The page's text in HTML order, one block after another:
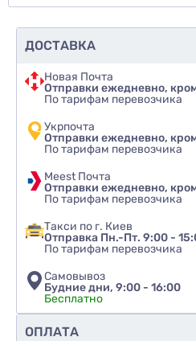
Рекомендуете ли вы этот
ДОСТАВКА
Новая Почта
Отправки ежедневно,
По тарифам перевозчика
Укрпочта
Отправки ежедневно,
По тарифам перевозчика
Meest Почта
Отправки ежедневно,
По тарифам перевозчика
Такси по г. Киев
Отправка Пн.-Пт. 9:00 -
По тарифам перевозчика
Самовывоз
Будние дни, 9:00 - 16:00
Бесплатно
ОПЛАТА